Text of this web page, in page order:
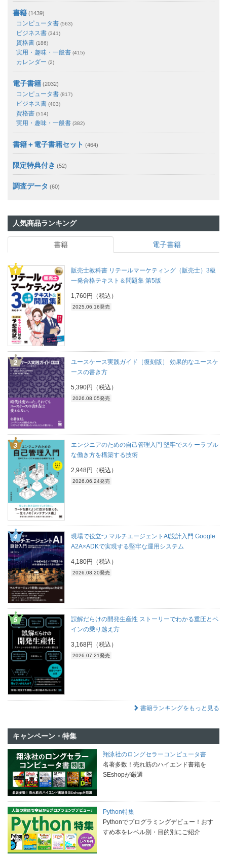
書籍 (1439)
コンピュータ書 (563)
ビジネス書 (341)
資格書 (186)
実用・趣味・一般書 (415)
カレンダー (2)
電子書籍 (2032)
コンピュータ書 (817)
ビジネス書 (403)
資格書 (514)
実用・趣味・一般書 (382)
書籍＋電子書籍セット (464)
限定特典付き (52)
調査データ (60)
人気商品ランキング
書籍 電子書籍
販売士教科書 リテールマーケティング（販売士）3級
一発合格テキスト＆問題集 第5版
1,760円（税込）
2025.06.16発売
ユースケース実践ガイド［復刻版］ 効果的なユースケ
ースの書き方
5,390円（税込）
2026.08.05発売
エンジニアのための自己管理入門 堅牢でスケーラブル
な働き方を構築する技術
2,948円（税込）
2026.06.24発売
現場で役立つ マルチエージェントAI設計入門 Google
A2A×ADKで実現する堅牢な運用システム
4,180円（税込）
2026.08.20発売
誤解だらけの開発生産性 ストーリーでわかる重圧とペ
インの乗り越え方
3,168円（税込）
2026.07.21発売
書籍ランキングをもっと見る
キャンペーン・特集
翔泳社のロングセラーコンピュータ書
名著多数！売れ筋のハイエンド書籍を
SEshopが厳選
Python特集
Pythonでプログラミングデビュー！おす
すめ本をレベル別・目的別にご紹介